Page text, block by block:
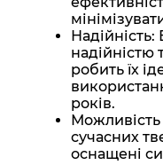
надійністю
робить їх
років.
Можливість
сучасних
оснащені